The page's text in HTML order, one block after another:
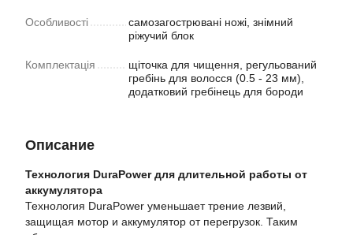
Особливості
самозагострювані ножі, знімний
ріжучий блок
Комплектація
щіточка для чищення, регульований
гребінь для волосся (0.5 - 23 мм),
додатковий гребінець для бороди
Описание
Технология DuraPower для длительной работы от
аккумулятора
Технология DuraPower уменьшает трение лезвий,
защищая мотор и аккумулятор от перегрузок. Таким